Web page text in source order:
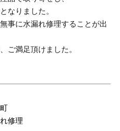
なりました。
事に水漏れ修理することが出
ご満足頂けました。
修理